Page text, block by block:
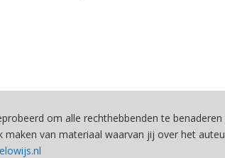
om alle rechthebbenden te
van materiaal waarvan jij over het